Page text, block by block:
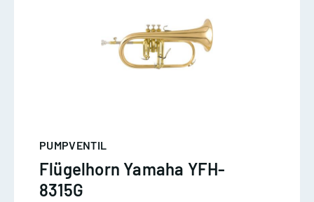
PUMPVENTIL
Flügelhorn Yamaha YFH-
8315G